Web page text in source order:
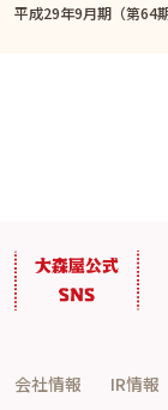
平成29年9月期（第64
会社情報 IR情報